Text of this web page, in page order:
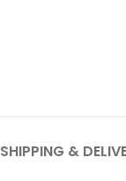
SHIPPING &